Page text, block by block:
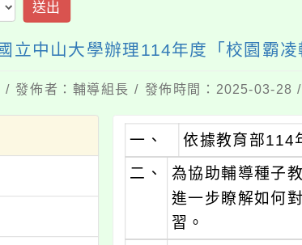
送出
立中山大學辦理114年度「校園霸
/ 發佈者：輔導組長 / 發佈時間：2025-03-28
一、 依據教育部114
二、 為協助輔導種子
進一步瞭解如何
習。